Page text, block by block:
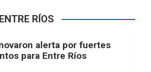
RÍOS
alerta por fuertes
para Entre Ríos